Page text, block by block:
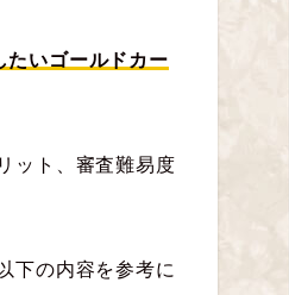
たいゴールドカー
ット、審査難易度
下の内容を参考に